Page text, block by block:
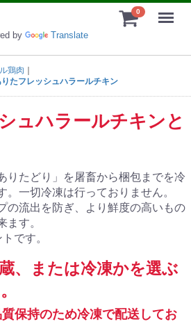
by Translate
0
鶏肉
たフレッシュハラールチキン
ュハラールチキンと
りたどり」を屠畜から梱包までを冷
。一切冷凍は行っておりません。
の流出を防ぎ、より鮮度の高いもの
ます。
です。
、または冷凍かを選ぶ
保持のため冷凍で配送してお